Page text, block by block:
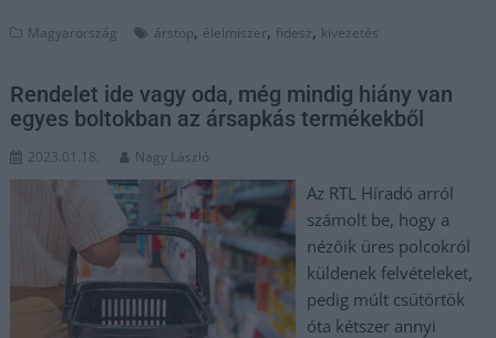
Magyarország árstop, élelmiszer, fidesz, kivezetés
Rendelet ide vagy oda, még mindig hiány van
egyes boltokban az ársapkás termékekből
2023.01.18. Nagy László
Az RTL Híradó arról
számolt be, hogy a
nézőik üres polcokról
küldenek felvételeket,
pedig múlt csütörtök
óta kétszer annyi